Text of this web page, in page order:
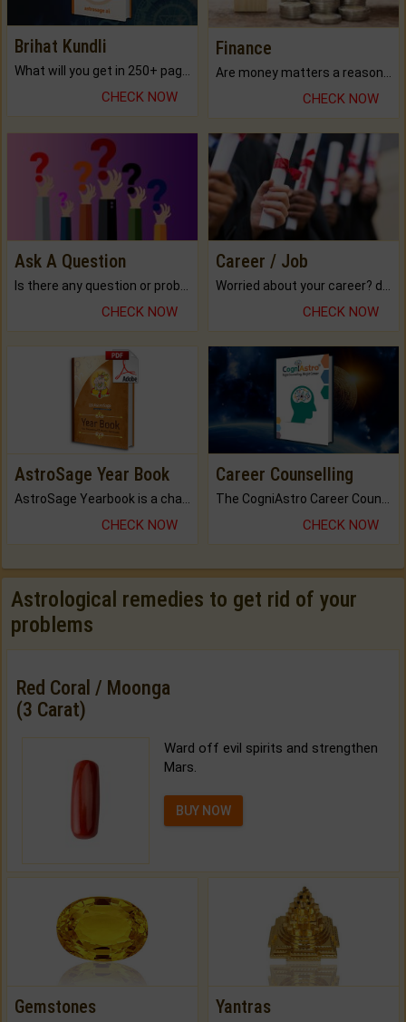
Brihat Kundli
CHECK NOW
Finance
CHECK NOW
Ask A Question
Is there any question or problem lingering.
CHECK NOW
Career / Job
Worried about your career? don't know what is.
CHECK NOW
AstroSage Year Book
AstroSage Yearbook is a channel to fulfill your dreams and destiny.
CHECK NOW
Career Counselling
The CogniAstro Career Counselling Report is the most comprehensive report available on this topic.
CHECK NOW
Astrological remedies to get rid of your
problems
Red Coral / Moonga
(3 Carat)
Ward off evil spirits and strengthen
Mars.
BUY NOW
Gemstones Yantras